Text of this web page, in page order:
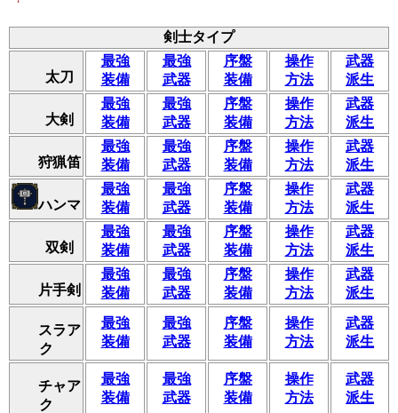
剣士タイプ
太刀
最強
装備
最強
武器
序盤
装備
操作
方法
武器
派生
大剣
最強
装備
最強
武器
序盤
装備
操作
方法
武器
派生
狩猟笛
最強
装備
最強
武器
序盤
装備
操作
方法
武器
派生
ハンマ
最強
装備
最強
武器
序盤
装備
操作
方法
武器
派生
双剣
最強
装備
最強
武器
序盤
装備
操作
方法
武器
派生
片手剣
最強
装備
最強
武器
序盤
装備
操作
方法
武器
派生
スラア
ク
最強
装備
最強
武器
序盤
装備
操作
方法
武器
派生
チャア
ク
最強
装備
最強
武器
序盤
装備
操作
方法
武器
派生